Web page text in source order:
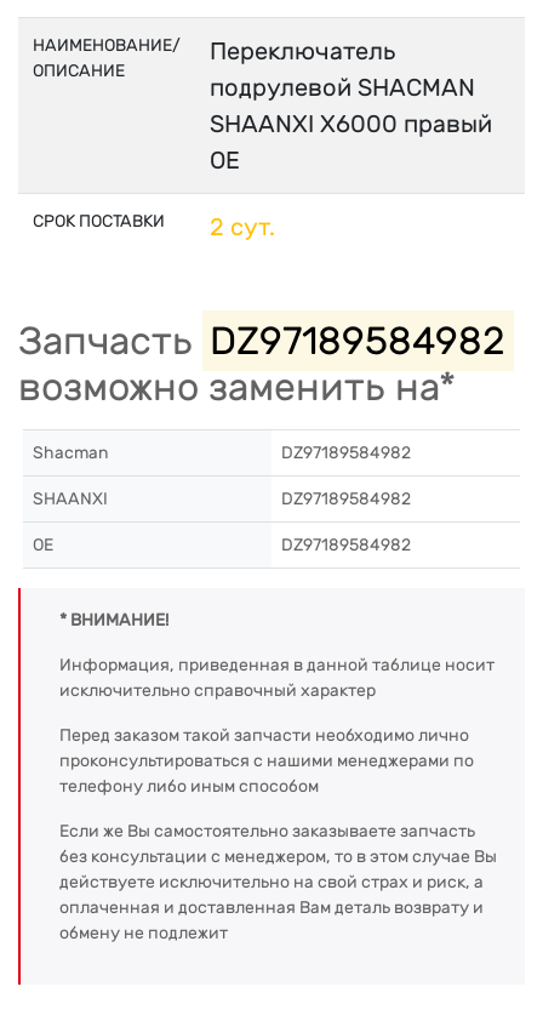
НАИМЕНОВАНИЕ/
ОПИСАНИЕ
Переключатель
подрулевой SHACMAN
SHAANXI X6000 правый
OE
СРОК ПОСТАВКИ 2 сут.
Запчасть DZ97189584982
возможно заменить на*
Shacman DZ97189584982
SHAANXI DZ97189584982
OE DZ97189584982
* ВНИМАНИЕ!
Информация, приведенная в данной таблице носит
исключительно справочный характер
Перед заказом такой запчасти необходимо лично
проконсультироваться с нашими менеджерами по
телефону либо иным способом
Если же Вы самостоятельно заказываете запчасть
без консультации с менеджером, то в этом случае Вы
действуете исключительно на свой страх и риск, а
оплаченная и доставленная Вам деталь возврату и
обмену не подлежит